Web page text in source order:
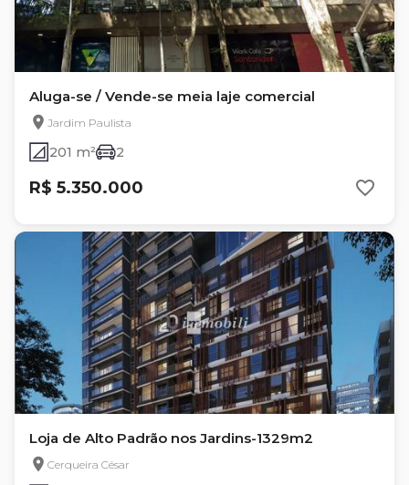
Aluga-se / Vende-se meia laje comercial
Jardim Paulista
201 m² 2
R$ 5.350.000
Loja de Alto Padrão nos Jardins-1329m2
Cerqueira César